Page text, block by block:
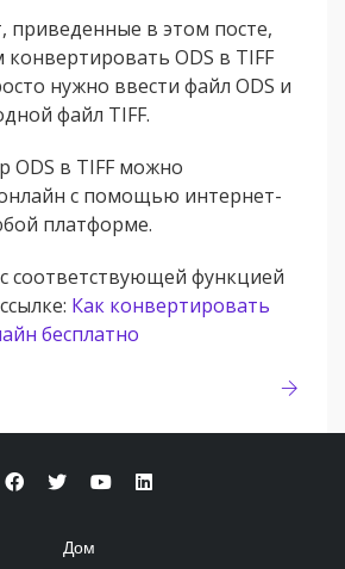
приведенные в этом посте,
ODS в TIFF
нужно ввести файл ODS и
файл TIFF.
ODS в TIFF можно
с помощью интернет-
платформе.
соответствующей функцией
Как конвертировать
бесплатно
Дом